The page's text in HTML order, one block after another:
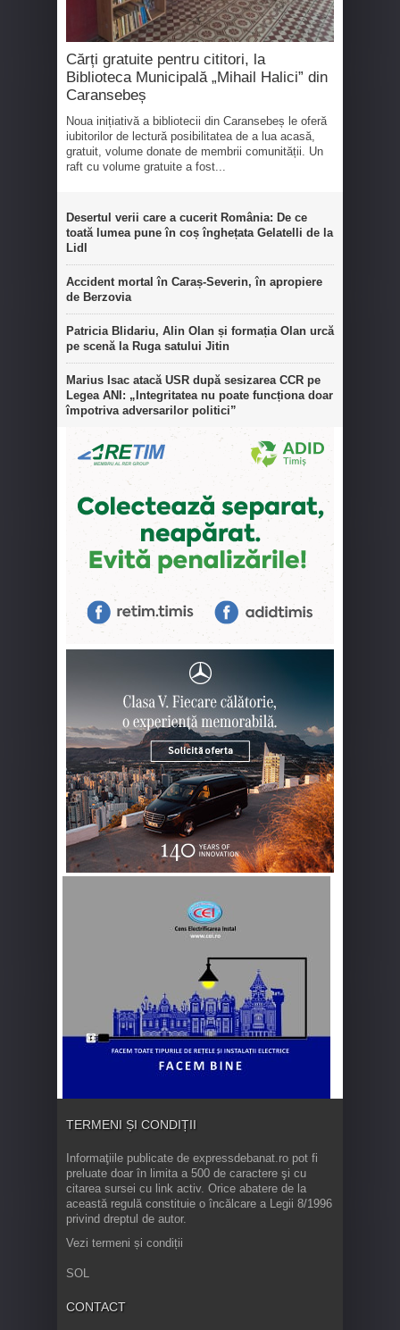
Cărți gratuite pentru cititori, la
Biblioteca Municipală „Mihail Halici” din
Caransebeș
Noua inițiativă a bibliotecii din Caransebeș le oferă
iubitorilor de lectură posibilitatea de a lua acasă,
gratuit, volume donate de membrii comunității. Un
raft cu volume gratuite a fost...
Desertul verii care a cucerit România: De ce
toată lumea pune în coș înghețata Gelatelli de la
Lidl
Accident mortal în Caraș-Severin, în apropiere
de Berzovia
Patricia Blidariu, Alin Olan și formația Olan urcă
pe scenă la Ruga satului Jitin
Marius Isac atacă USR după sesizarea CCR pe
Legea ANI: „Integritatea nu poate funcționa doar
împotriva adversarilor politici”
TERMENI ȘI CONDIȚII
Informaţiile publicate de expressdebanat.ro pot fi
preluate doar în limita a 500 de caractere şi cu
citarea sursei cu link activ. Orice abatere de la
această regulă constituie o încălcare a Legii 8/1996
privind dreptul de autor.
Vezi termeni și condiții
SOL
CONTACT